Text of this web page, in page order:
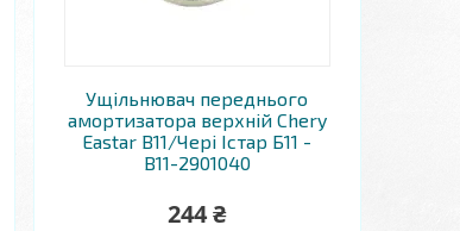
Ущільнювач переднього
амортизатора верхній Chery
Eastar B11/Чері Істар Б11 -
B11-2901040
244 ₴